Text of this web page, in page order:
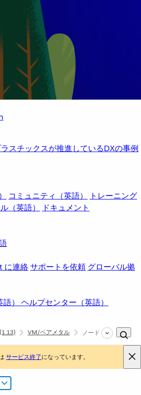
スチックスが推進しているDXの事例
コミュニティ（英語）
トレーニング
（英語）
ドキュメント
に連絡サポートを依頼 グローバル拠
） ヘルプセンター（英語）
(1.13) VM/ベアメタル ノードの追加または
サービス終了になっています。